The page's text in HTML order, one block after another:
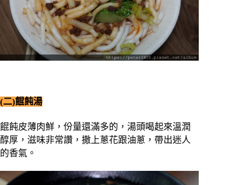
(二)餛飩湯
餛飩皮薄肉鮮，份量還滿多的，湯頭喝起來溫潤
醇厚，滋味非常讚，撒上蔥花跟油蔥，帶出迷人
的香氣。